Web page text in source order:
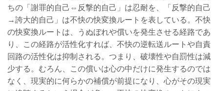
ちの「謝罪的自己⇔反撃的自己」は忍耐を、「反撃的自己
→誇大的自己」は不快の快変換ルートを表している。不快
の快変換ルートは、うぬぼれや償いを発生させる経路であ
り、この経路が活性化すれば、不快の逆転送ルートや自責
回路の活性化は抑制される。つまり、破壊性や自罰性は減
少する。むろん、この償いは心の中だけに発生するのでは
なく、現実的に何らかの補償が前提になり、心がその現実